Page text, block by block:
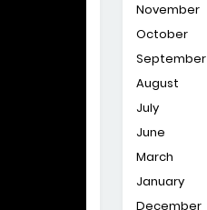
November
October
September
August
July
June
March
January
December